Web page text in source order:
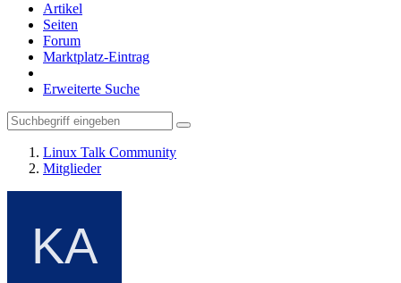
Artikel
Seiten
Forum
Marktplatz-Eintrag
Erweiterte Suche
Linux Talk Community
Mitglieder